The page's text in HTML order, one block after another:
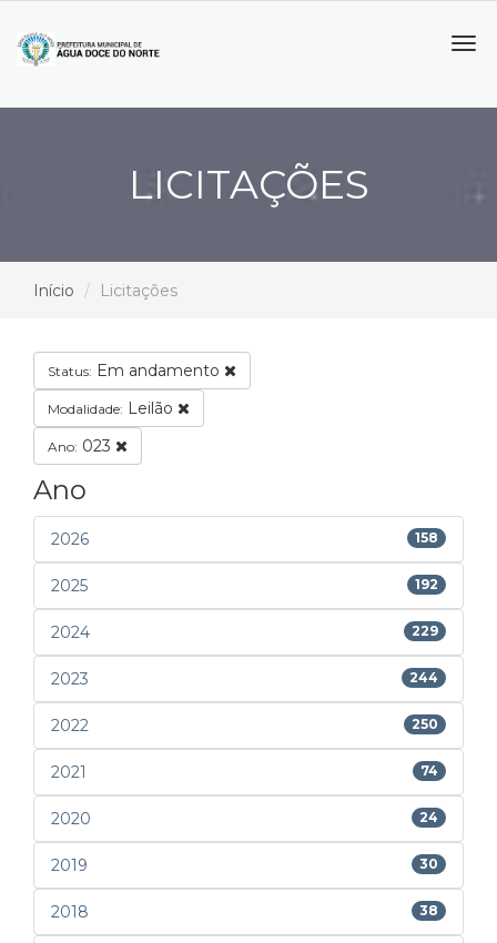
LICITAÇÕES
Início Licitações
Status: Em andamento
Modalidade: Leilão
Ano: 023
Ano
2026 158
2025 192
2024 229
2023 244
2022 250
2021 74
2020 24
2019 30
2018 38